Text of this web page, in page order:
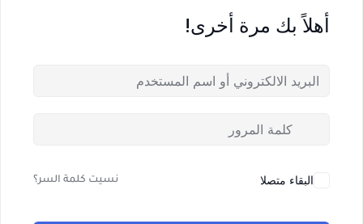
أهلاً بك مرة أخرى!
البقاء متصلا نسيت كلمة السر؟